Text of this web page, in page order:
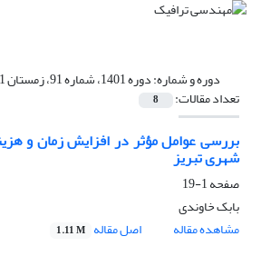
دوره و شماره:دوره 1401، شماره 91، زمستان 1401
تعداد مقالات: 8
بررسی عوامل مؤثر در افزایش زمان و
شهری تبریز
صفحه1-19
بابک خاوندی
مشاهده مقاله
اصل مقاله 1.11 M